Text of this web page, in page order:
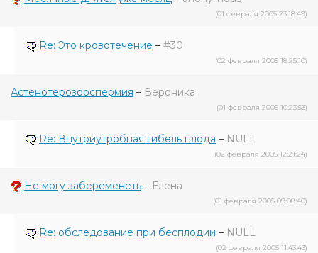
(01 февраля 2005 23:18:49)
Re: Это кровотечение – #30
(02 февраля 2005 18:25:10)
Астенотерозооспермия – Вероника
(01 февраля 2005 10:23:53)
Re: Внутриутробная гибель плода – NULL
(02 февраля 2005 12:21:24)
Не могу забеременеть – Елена
(01 февраля 2005 09:08:40)
Re: обследование при бесплодии – NULL
(02 февраля 2005 11:43:43)